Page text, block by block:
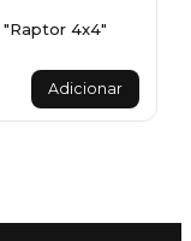
4x4"
Adicionar